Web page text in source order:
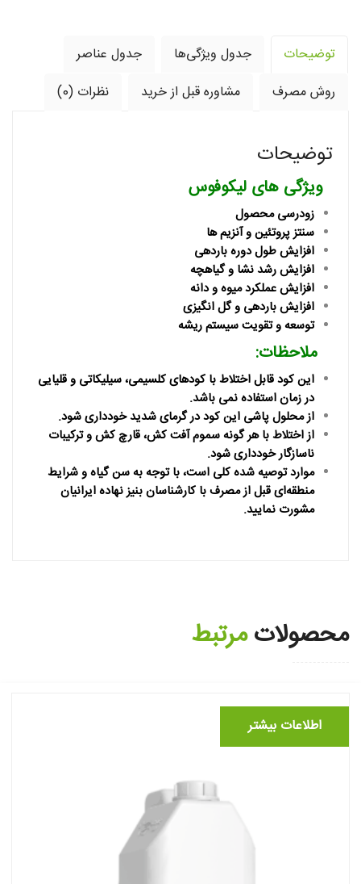
توضیحات جدول ویژگی‌ها
جدول عناصر
روش مصرف
مشاوره قبل از خرید نظرات (0)
توضیحات
ویژگی های لیکوفوس
زودرسی محصول
سنتز پروتئین و آنزیم ها
افزایش طول دوره باردهی
افزایش رشد نشا و گیاهچه
افزایش عملکرد میوه و دانه
افزایش باردهی و گل انگیزی
توسعه و تقویت سیستم ریشه
ملاحظات:
این کود قابل اختلاط با کودهای کلسیمی، سیلیکاتی و قلیایی
در زمان استفاده نمی باشد.
از محلول پاشی این کود در گرمای شدید خودداری شود.
از اختلاط با هر گونه سموم آفت کش، قارچ کش و ترکیبات
ناسازگار خودداری شود.
موارد توصیه شده کلی است، با توجه به سن گیاه و شرایط
منطقه‌ای قبل از مصرف با کارشناسان بنیز نهاده ایرانیان
مشورت نمایید.
محصولاتمرتبط
اطلاعات بیشتر